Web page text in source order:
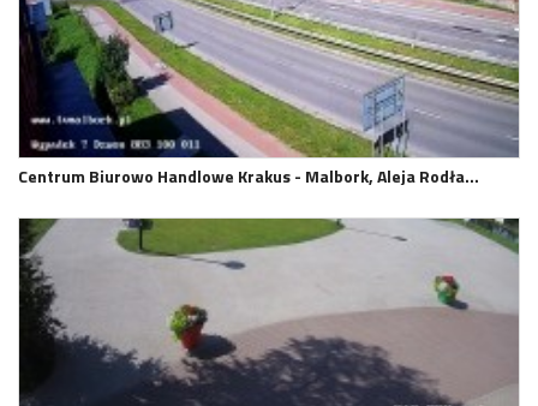
Centrum Biurowo Handlowe Krakus - Malbork, Aleja Rodła…